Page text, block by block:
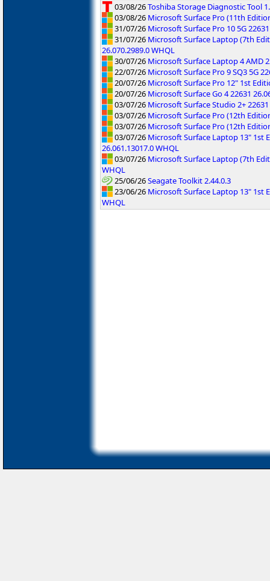
03/08/26Toshiba Storage Diagnostic Tool
03/08/26 Microsoft Surface Pro (11th
31/07/26 Microsoft Surface Pro 10 5G
31/07/26 Microsoft Surface Laptop (7th
26.070.2989.0 WHQL
30/07/26 Microsoft Surface Laptop 4 AMD
22/07/26 Microsoft Surface Pro 9 SQ3 5G
20/07/26 Microsoft Surface Pro 12" 1st
20/07/26 Microsoft Surface Go 4 22631
03/07/26 Microsoft Surface Studio 2+
03/07/26 Microsoft Surface Pro (12th
03/07/26 Microsoft Surface Pro (12th
03/07/26 Microsoft Surface Laptop 13" 1st
26.061.13017.0 WHQL
03/07/26 Microsoft Surface Laptop (7th
WHQL
25/06/26Seagate Toolkit 2.44.0.3
23/06/26 Microsoft Surface Laptop 13" 1st
WHQL